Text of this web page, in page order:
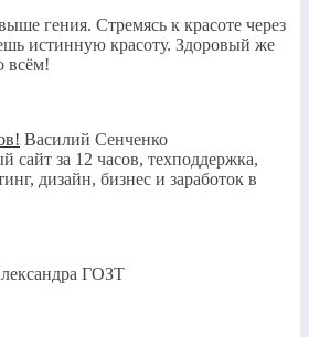
гения. Стремясь к красоте через
истинную красоту. Здоровый же
всём!
Василий Сенченко
сайт за 12 часов, техподдержка,
дизайн, бизнес и заработок в
ГОЗТ